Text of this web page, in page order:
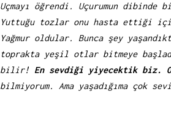
Uçmayı öğrendi. Uçurumun
Yuttuğu tozlar onu hasta ettiği
Yağmur oldular. Bunca şey
toprakta yeşil otlar bitmeye
bilir! En sevdiği yiyecektik biz. O
bilmiyorum. Ama yaşadığıma çok